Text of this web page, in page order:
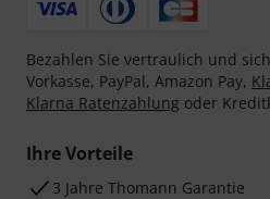
Bezahlen Sie vertraulich und
Vorkasse, PayPal, Amazon Pay,
Klarna Ratenzahlung oder
Ihre Vorteile
3 Jahre Thomann Garantie